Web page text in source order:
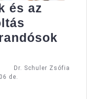
és az
Dr. Schuler Zsófia
de.